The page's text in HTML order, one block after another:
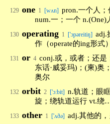
129 one 1 [wʌn] pron.一个人
num.一；一个 n.(One)
130 operating 1 ['ɔpəreitiŋ] adj.
作（operate的ing形式
131 or 4 conj.或，或者；还是
东话·威妥玛)；(柬)奥
奥尔
132 orbit 2 ['ɔ:bit] n.轨道；眼
旋；绕轨道运行 vt.绕
133 other 1 ['ʌðə] adj.其他的